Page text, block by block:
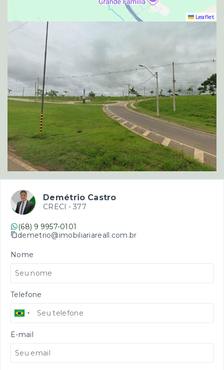
Leaflet
Demétrio Castro
CRECI - 377
(68) 9 9957-0101
demetrio@imobiliariareall.com.br
Nome
Telefone
E-mail